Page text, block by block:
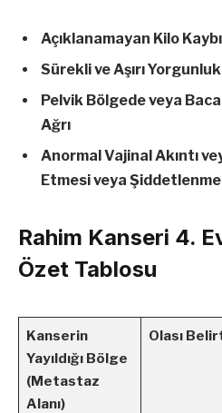
Açıklanamayan Kilo
Sürekli ve Aşırı
Pelvik Bölgede veya
Ağrı
Anormal Vajinal Akıntı
Etmesi veya
Rahim Kanseri 4.
Özet Tablosu
Kanserin
Yayıldığı Bölge
(Metastaz
Alanı)
Olası